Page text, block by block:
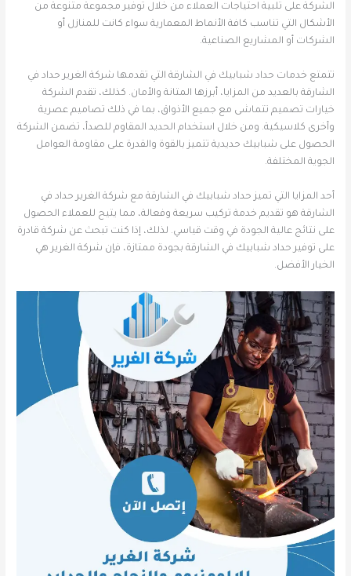
الشركة على تلبية احتياجات العملاء من خلال توفير مجموعة متنوعة من
الأشكال التي تناسب كافة الأنماط المعمارية سواء كانت للمنازل أو
الشركات أو المشاريع الصناعية.
تتمتع خدمات حداد شبابيك في الشارقة التي تقدمها شركة الغرير حداد في
الشارقة بالعديد من المزايا، أبرزها المتانة والأمان. كذلك، تقدم الشركة
خيارات تصميم تتماشى مع جميع الأذواق، بما في ذلك تصاميم عصرية
وأخرى كلاسيكية. ومن خلال استخدام الحديد المقاوم للصدأ، تضمن الشركة
الحصول على شبابيك حديدية تتميز بالقوة والقدرة على مقاومة العوامل
الجوية المختلفة.
أحد المزايا التي تميز حداد شبابيك في الشارقة مع شركة الغرير حداد في
الشارقة هو تقديم خدمة تركيب سريعة وفعالة، مما يتيح للعملاء الحصول
على نتائج عالية الجودة في وقت قياسي. لذلك، إذا كنت تبحث عن شركة قادرة
على توفير حداد شبابيك في الشارقة بجودة ممتازة، فإن شركة الغرير هي
الخيار الأفضل.